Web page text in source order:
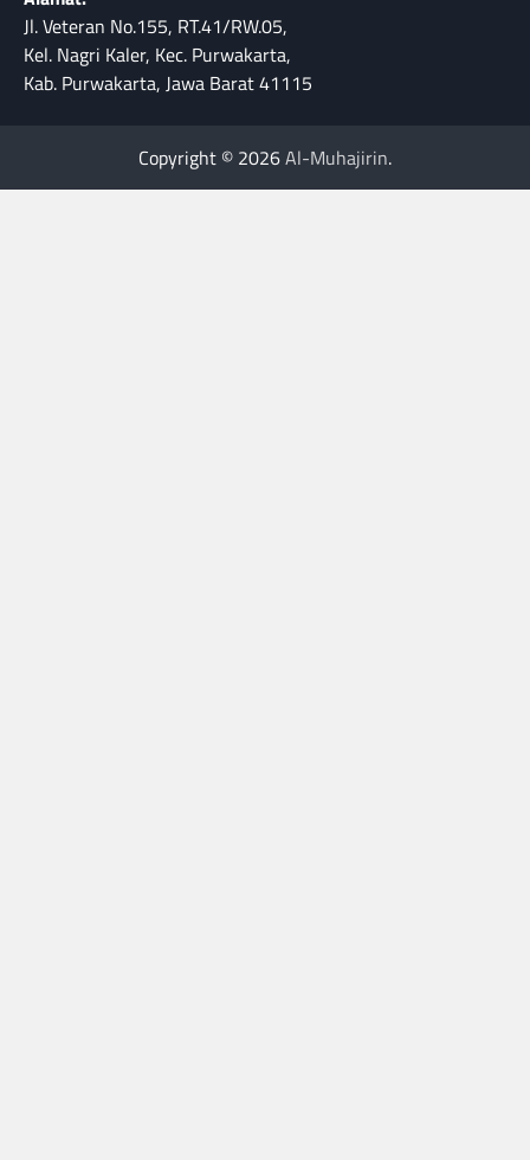
Jl. Veteran No.155, RT.41/RW.05,
Kel. Nagri Kaler, Kec. Purwakarta,
Kab. Purwakarta, Jawa Barat 41115
Copyright © 2026Al-Muhajirin.